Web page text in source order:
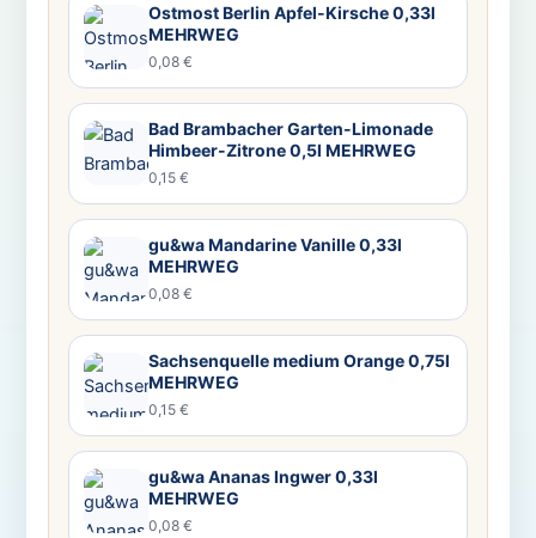
Ostmost Berlin Apfel-Kirsche 0,33l
MEHRWEG
0,08 €
Bad Brambacher Garten-Limonade
Himbeer-Zitrone 0,5l MEHRWEG
0,15 €
gu&wa Mandarine Vanille 0,33l
MEHRWEG
0,08 €
Sachsenquelle medium Orange 0,75l
MEHRWEG
0,15 €
gu&wa Ananas Ingwer 0,33l
MEHRWEG
0,08 €